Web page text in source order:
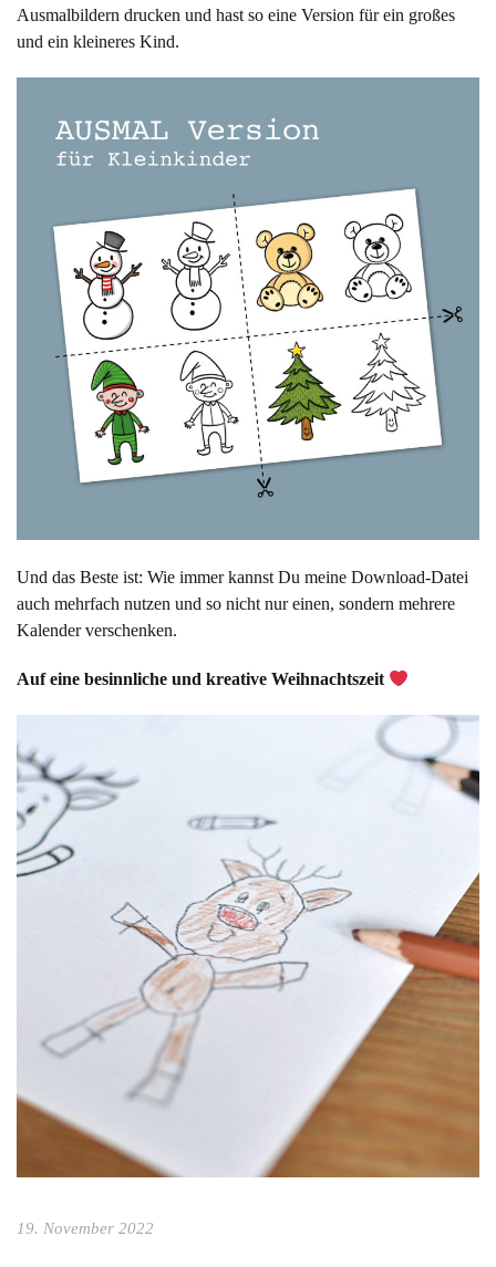
Ausmalbildern drucken und hast so eine Version für ein großes
und ein kleineres Kind.
Und das Beste ist: Wie immer kannst Du meine Download-Datei
auch mehrfach nutzen und so nicht nur einen, sondern mehrere
Kalender verschenken.
Auf eine besinnliche und kreative Weihnachtszeit
19. November 2022